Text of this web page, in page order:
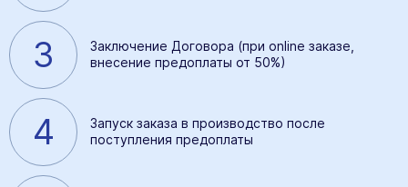
3
Заключение Договора (при online заказе,
внесение предоплаты от 50%)
4
Запуск заказа в производство после
поступления предоплаты